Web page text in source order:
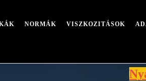
NORMÁK VISZKOZITÁSOK
Nyári